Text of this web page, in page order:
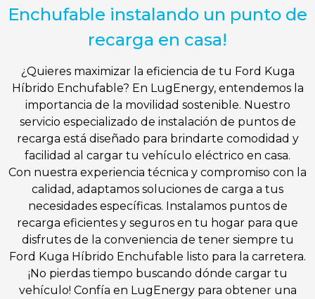
Enchufable instalando un punto de
recarga en casa!
¿Quieres maximizar la eficiencia de tu Ford Kuga
Híbrido Enchufable? En LugEnergy, entendemos la
importancia de la movilidad sostenible. Nuestro
servicio especializado de instalación de puntos de
recarga está diseñado para brindarte comodidad y
facilidad al cargar tu vehículo eléctrico en casa.
Con nuestra experiencia técnica y compromiso con la
calidad, adaptamos soluciones de carga a tus
necesidades específicas. Instalamos puntos de
recarga eficientes y seguros en tu hogar para que
disfrutes de la conveniencia de tener siempre tu
Ford Kuga Híbrido Enchufable listo para la carretera.
¡No pierdas tiempo buscando dónde cargar tu
vehículo! Confía en LugEnergy para obtener una